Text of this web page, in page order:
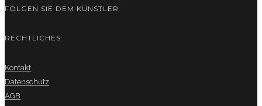
FOLGEN SIE DEM KÜNSTLER
RECHTLICHES
Kontakt
Datenschutz
AGB